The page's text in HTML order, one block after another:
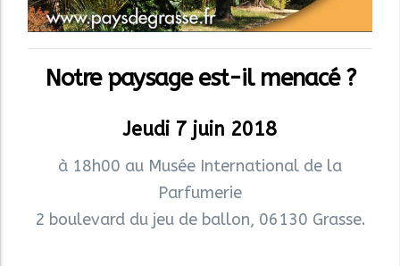
Notre paysage est-il menacé ?
Jeudi 7 juin 2018
à 18h00 au Musée International de la
Parfumerie
2 boulevard du jeu de ballon, 06130 Grasse.